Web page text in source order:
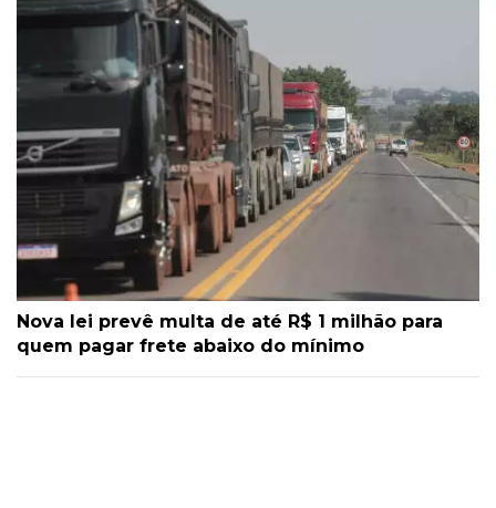
Nova lei prevê multa de até R$ 1 milhão para
quem pagar frete abaixo do mínimo